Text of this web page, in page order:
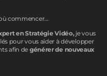
commencer…
en Stratégie Vidéo,je vous
pour vous aider à développer
afin de générer de nouveaux